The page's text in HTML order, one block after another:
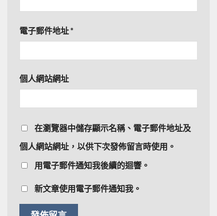
電子郵件地址*
個人網站網址
在瀏覽器中儲存顯示名稱、電子郵件地址及
個人網站網址，以供下次發佈留言時使用。
用電子郵件通知我後續的迴響。
新文章使用電子郵件通知我。